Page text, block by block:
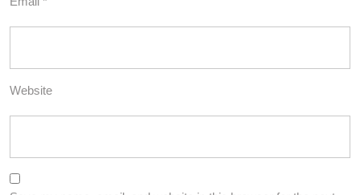
Website